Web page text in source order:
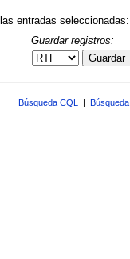
entradas seleccionadas:
Guardar registros:
Guardar
Búsqueda CQL